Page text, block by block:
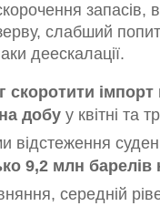
запасів,
слабший
деескалації.
скоротити
добу у квітні та
відстеження
9,2 млн барелів
середній